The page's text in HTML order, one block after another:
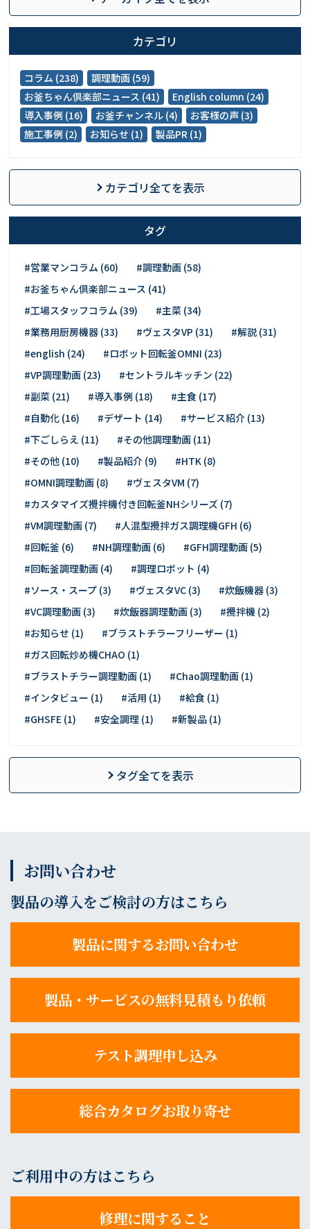
カテゴリ
コラム (238)
調理動画 (59)
お釜ちゃん倶楽部ニュース (41)
English column (24)
導入事例 (16)
お釜チャンネル (4)
お客様の声 (3)
施工事例 (2)
お知らせ (1) 製品PR (1)
カテゴリ全てを表示
タグ
#営業マンコラム (60)
#調理動画 (58)
#お釜ちゃん倶楽部ニュース (41)
#工場スタッフコラム (39)
#主菜 (34)
#業務用厨房機器 (33)
#ヴェスタVP (31)
#解説 (31)
#english (24)
#ロボット回転釜OMNI (23)
#VP調理動画 (23)
#セントラルキッチン (22)
#副菜 (21)
#導入事例 (18)
#主食 (17)
#自動化 (16)
#デザート (14)
#サービス紹介 (13)
#下ごしらえ (11)
#その他調理動画 (11)
#その他 (10)
#製品紹介 (9)
#HTK (8)
#OMNI調理動画 (8)
#ヴェスタVM (7)
#カスタマイズ攪拌機付き回転釜NHシリーズ (7)
#VM調理動画 (7)
#人混型攪拌ガス調理機GFH (6)
#回転釜 (6)
#NH調理動画 (6)
#GFH調理動画 (5)
#回転釜調理動画 (4)
#調理ロボット (4)
#ソース・スープ (3)
#ヴェスタVC (3)
#炊飯機器 (3)
#VC調理動画 (3)
#炊飯器調理動画 (3)
#攪拌機 (2)
#お知らせ (1)
#ブラストチラーフリーザー (1)
#ガス回転炒め機CHAO (1)
#ブラストチラー調理動画 (1)
#Chao調理動画 (1)
#インタビュー (1)
#活用 (1)
#給食 (1)
#GHSFE (1)
#安全調理 (1) #新製品 (1)
タグ全てを表示
お問い合わせ
製品の導入をご検討の方はこちら
製品に関するお問い合わせ
製品・サービスの無料見積もり依頼
テスト調理申し込み
総合カタログお取り寄せ
ご利用中の方はこちら
修理に関すること